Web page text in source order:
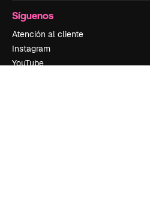
Síguenos
Atención al cliente
Instagram
YouTube